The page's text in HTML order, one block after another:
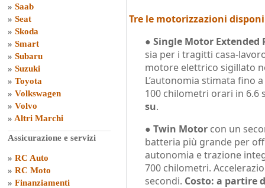
» Saab
» Seat
» Skoda
» Smart
» Subaru
» Suzuki
» Toyota
» Volkswagen
» Volvo
» Altri Marchi
Assicurazione e servizi
» RC Auto
» RC Moto
» Finanziamenti
Tre le motorizzazioni
● Single Motor Extended
sia per i tragitti casa-
motore elettrico sigillato
L’autonomia stimata fino
100 chilometri orari in 6.6
su.
● Twin Motorcon un
batteria più grande per
autonomia e trazione
700 chilometri.
secondi. Costo: a partire